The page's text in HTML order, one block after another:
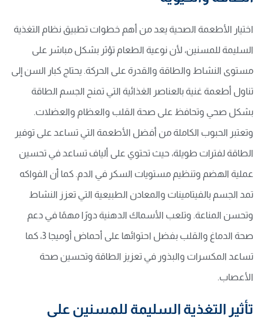
اختيار الأطعمة الصحية يعد من أهم خطوات تطبيق نظام التغذية
السليمة للمسنين، لأن نوعية الطعام تؤثر بشكل مباشر على
مستوى النشاط والطاقة والقدرة على الحركة. يحتاج كبار السن إلى
تناول أطعمة غنية بالعناصر الغذائية التي تمنح الجسم الطاقة
بشكل صحي وتحافظ على صحة القلب والعظام والعضلات.
وتعتبر الحبوب الكاملة من أفضل الأطعمة التي تساعد على توفير
الطاقة لفترات طويلة، حيث تحتوي على ألياف تساعد في تحسين
عملية الهضم وتنظيم مستويات السكر في الدم. كما أن الفواكه
تمد الجسم بالفيتامينات والمعادن الطبيعية التي تعزز النشاط
وتحسن المناعة. وتلعب الأسماك الدهنية دورًا مهمًا في دعم
صحة الدماغ والقلب بفضل احتوائها على أحماض أوميجا 3، كما
تساعد المكسرات والبذور في تعزيز الطاقة وتحسين صحة
الأعصاب.
تأثير التغذية السليمة للمسنين على